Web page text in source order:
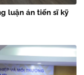
luận án tiến sĩ kỹ